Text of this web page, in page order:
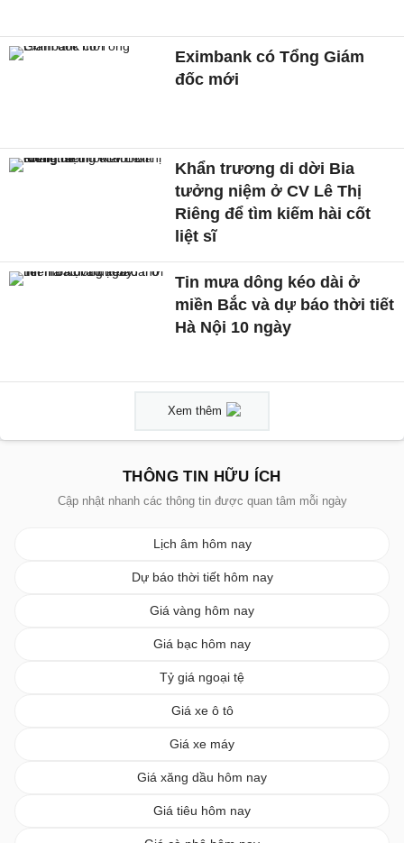
Eximbank có Tổng Giám
đốc mới
Khẩn trương di dời Bia
tưởng niệm ở CV Lê Thị
Riêng để tìm kiếm hài cốt
liệt sĩ
Tin mưa dông kéo dài ở
miền Bắc và dự báo thời tiết
Hà Nội 10 ngày
Xem thêm
THÔNG TIN HỮU ÍCH
Cập nhật nhanh các thông tin được quan tâm mỗi ngày
Lịch âm hôm nay
Dự báo thời tiết hôm nay
Giá vàng hôm nay
Giá bạc hôm nay
Tỷ giá ngoại tệ
Giá xe ô tô
Giá xe máy
Giá xăng dầu hôm nay
Giá tiêu hôm nay